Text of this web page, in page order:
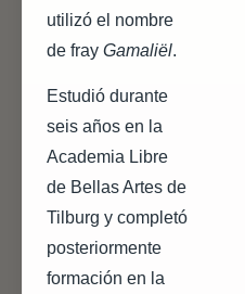
utilizó el nombre
de fray Gamaliël.
Estudió durante
seis años en la
Academia Libre
de Bellas Artes de
Tilburg y completó
posteriormente
formación en la